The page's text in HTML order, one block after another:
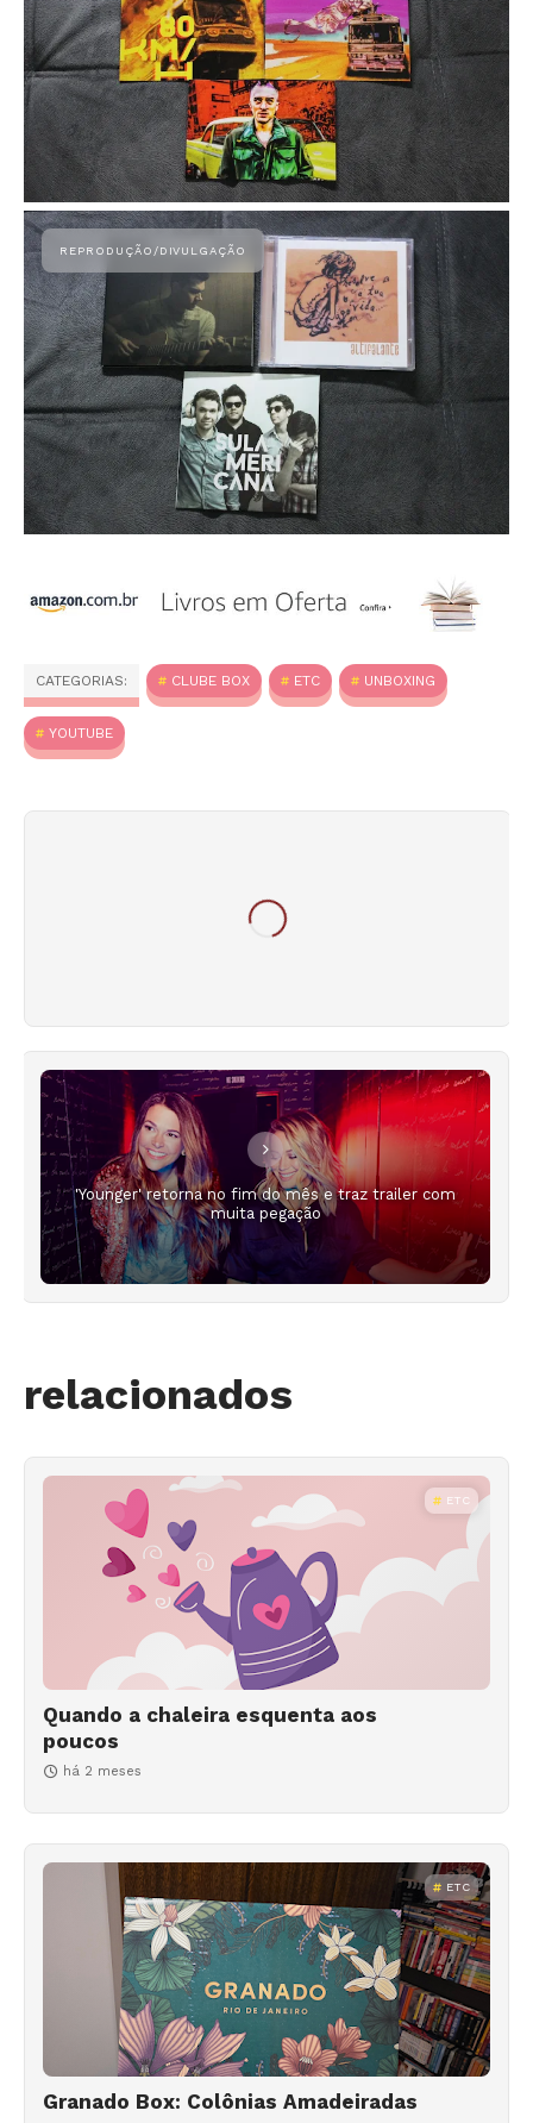
CATEGORIAS: CLUBE BOX ETC UNBOXING
YOUTUBE
'Younger' retorna no fim do mês e traz trailer com
muita pegação
relacionados
ETC
Quando a chaleira esquenta aos
poucos
há 2 meses
ETC
Granado Box: Colônias Amadeiradas